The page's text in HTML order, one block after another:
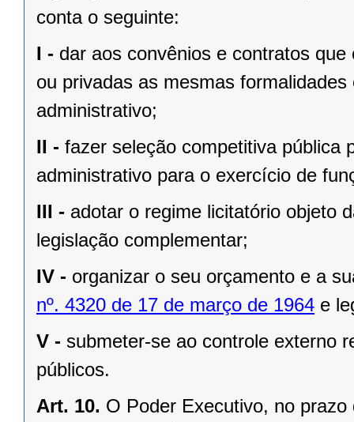
conta o seguinte:
I - dar aos convênios e contratos
ou privadas as mesmas
administrativo;
II - fazer seleção competitiva pública
administrativo para o exercício de
III - adotar o regime licitatório objeto
legislação complementar;
IV - organizar o seu orçamento e a
nº. 4320 de 17 de março de 1964 e
V - submeter-se ao controle externo
públicos.
Art. 10. O Poder Executivo, no